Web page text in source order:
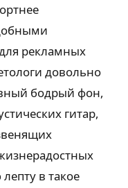
рекламных
довольно
бодрый фон,
гитар,
в такое